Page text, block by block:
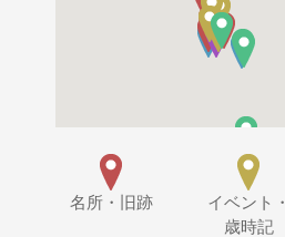
名所・旧跡
イベント・
歳時記